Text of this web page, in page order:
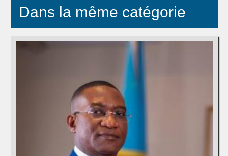
Dans la même catégorie